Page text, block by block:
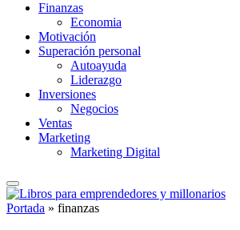
Finanzas
Economia
Motivación
Superación personal
Autoayuda
Liderazgo
Inversiones
Negocios
Ventas
Marketing
Marketing Digital
Portada » finanzas